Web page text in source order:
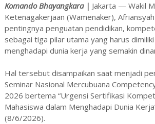
Komando Bhayangkara | Jakarta — Wakil
Ketenagakerjaan (Wamenaker),
pentingnya penguatan pendidikan,
sebagai tiga pilar utama yang harus
menghadapi dunia kerja yang semakin
Hal tersebut disampaikan saat menjadi
Seminar Nasional Mercubuana
2026 bertema “Urgensi Sertifikasi
Mahasiswa dalam Menghadapi Dunia
(8/6/2026).